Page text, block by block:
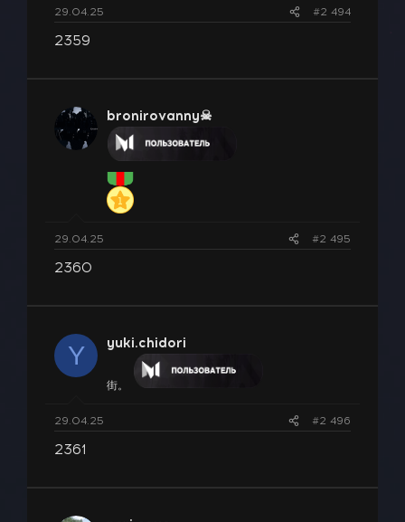
29.04.25 #2 494
2359
bronirovanny☠
29.04.25 #2 495
2360
Y yuki.chidori
街。
29.04.25 #2 496
2361